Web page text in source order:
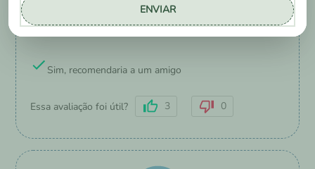
ENVIAR
Facilita muito as trocas e lavagens, principalmente
quando há cocô. Não assa e tem um toque macio.
Sim, recomendaria a um amigo
Essa avaliação foi útil? 3 0